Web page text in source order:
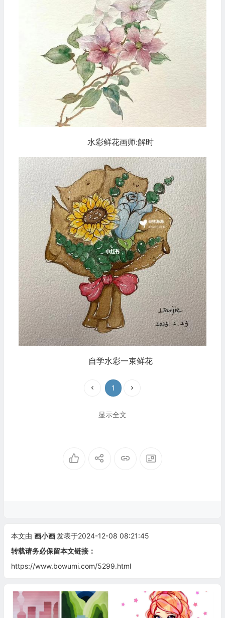
水彩鲜花画师:解时
自学水彩一束鲜花
1
显示全文
本文由 画小画 发表于2024-12-08 08:21:45
转载请务必保留本文链接：
https://www.bowumi.com/5299.html